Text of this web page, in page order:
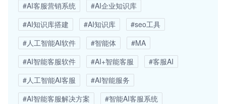
#AI客服营销系统
#AI企业知识库
#AI知识库搭建
#AI知识库
#seo工具
#人工智能AI软件
#智能体
#MA
#AI智能客服软件
#AI+智能客服
#客服AI
#人工智能AI客服
#AI智能服务
#AI智能客服解决方案
#智能AI客服系统